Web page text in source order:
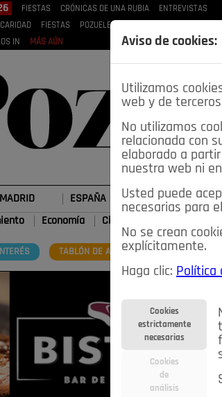
FIESTAS CRÓNICAS DE UNA RUBIA ENTREVISTAS
CARIDAD FIESTAS POZUELEROS
IN MÁS AÚN
MADRID ESPAÑA DEPORTES
Economía Ciencia&Tecnología
TABLÓN DE ANUNCIOS MIS
Aviso de cookies:
Utilizamos
web y de
No utilizamos
relacionada con
elaborado a
nuestra web ni
Usted puede
necesarias para
No se crean
explícitamente.
Haga clic: Política
Cookies
estrictamente
necesarias
Cookies
de
análisis